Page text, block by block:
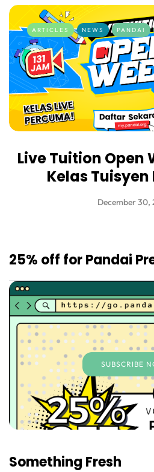
ARTICLES NEWS PANDAI
Live Tuition Open
Kelas Tuisyen
December 30,
25% off for Pandai
SUBSCRIBE
Something Fresh